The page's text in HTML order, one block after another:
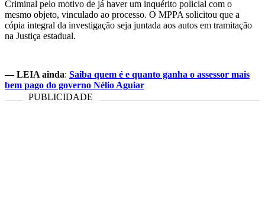
Criminal pelo motivo de já haver um inquérito policial com o
mesmo objeto, vinculado ao processo. O MPPA solicitou que a
cópia integral da investigação seja juntada aos autos em tramitação
na Justiça estadual.
— LEIA ainda: Saiba quem é e quanto ganha o assessor mais
bem pago do governo Nélio Aguiar